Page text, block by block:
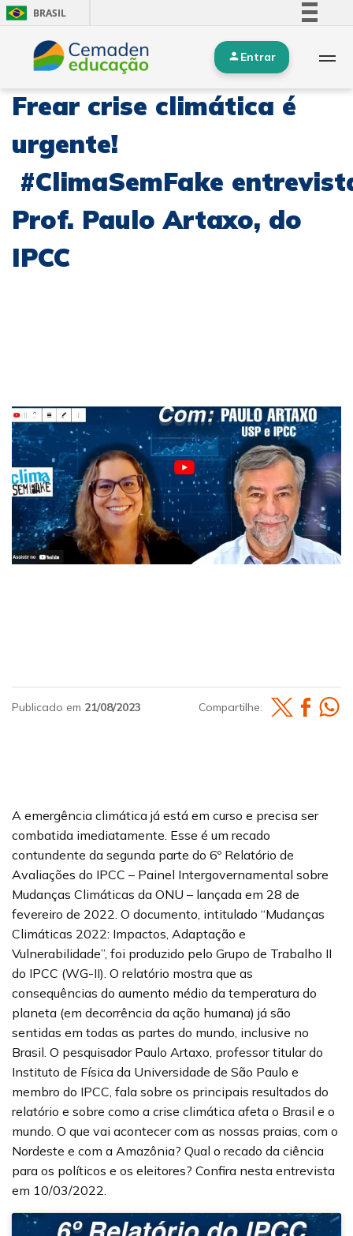
BRASIL
Simplifique!
Comunica BR
Acesso à informação
Entrar
Frear crise climática é
urgente!
#ClimaSemFake
Prof. Paulo Artaxo, do
IPCC
Publicado em 21/08/2023 Compartilhe:
A emergência climática já está em curso e precisa ser
combatida imediatamente. Esse é um recado
contundente da segunda parte do 6º Relatório de
Avaliações do IPCC – Painel Intergovernamental sobre
Mudanças Climáticas da ONU – lançada em 28 de
fevereiro de 2022. O documento, intitulado “Mudanças
Climáticas 2022: Impactos, Adaptação e
Vulnerabilidade”, foi produzido pelo Grupo de Trabalho II
do IPCC (WG-II). O relatório mostra que as
consequências do aumento médio da temperatura do
planeta (em decorrência da ação humana) já são
sentidas em todas as partes do mundo, inclusive no
Brasil. O pesquisador Paulo Artaxo, professor titular do
Instituto de Física da Universidade de São Paulo e
membro do IPCC, fala sobre os principais resultados do
relatório e sobre como a crise climática afeta o Brasil e o
mundo. O que vai acontecer com as nossas praias, com o
Nordeste e com a Amazônia? Qual o recado da ciência
para os políticos e os eleitores? Confira nesta entrevista
em 10/03/2022.